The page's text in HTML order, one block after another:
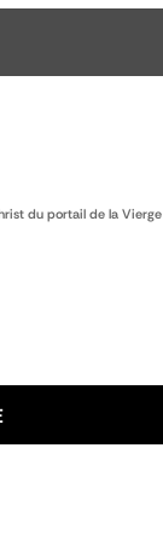
du portail de la Vierge